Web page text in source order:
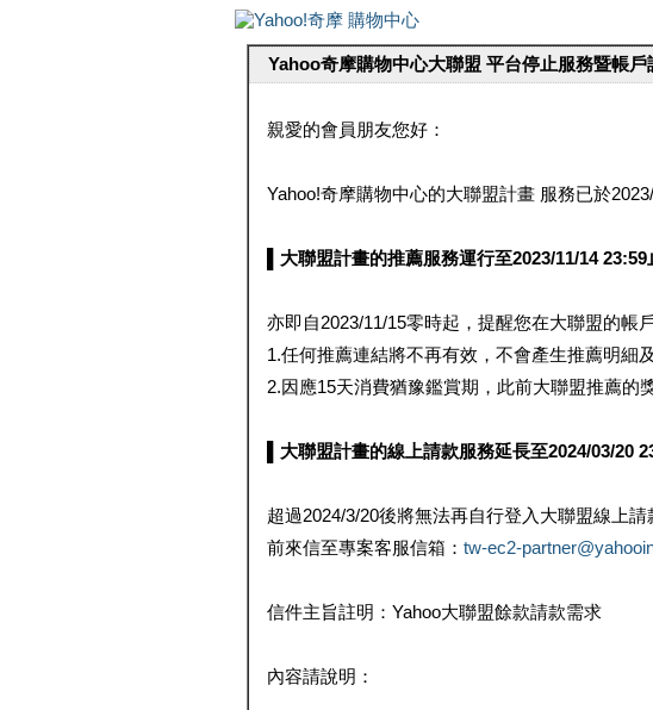
Yahoo奇摩購物中心大聯盟 平台停止服務暨帳戶
親愛的會員朋友您好：
Yahoo!奇摩購物中心的大聯盟計畫 服務已於2023/
▌大聯盟計畫的推薦服務運行至2023/11/14 23:59
亦即自2023/11/15零時起，提醒您在大聯盟的帳
1.任何推薦連結將不再有效，不會產生推薦明細
2.因應15天消費猶豫鑑賞期，此前大聯盟推薦的
▌大聯盟計畫的線上請款服務延長至2024/03/20
超過2024/3/20後將無法再自行登入大聯盟線上
前來信至專案客服信箱： tw-ec2-
信件主旨註明：Yahoo大聯盟餘款請款需求
內容請說明：